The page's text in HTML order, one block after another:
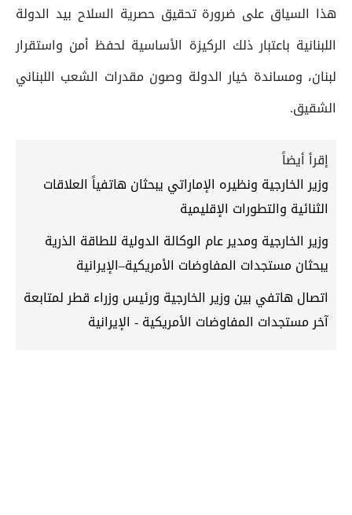
هذا السياق على ضرورة تحقيق حصرية السلاح بيد الدولة
اللبنانية باعتبار ذلك الركيزة الأساسية لحفظ أمن واستقرار
لبنان، ومساندة خيار الدولة وصون مقدرات الشعب اللبناني
الشقيق.
إقرأ أيضاً
وزير الخارجية ونظيره الإماراتي يبحثان هاتفياً العلاقات
الثنائية والتطورات الإقليمية
وزير الخارجية ومدير عام الوكالة الدولية للطاقة الذرية
يبحثان مستجدات المفاوضات الأمريكية–الإيرانية
اتصال هاتفي بين وزير الخارجية ورئيس وزراء قطر لمتابعة
آخر مستجدات المفاوضات الأمريكية - الإيرانية